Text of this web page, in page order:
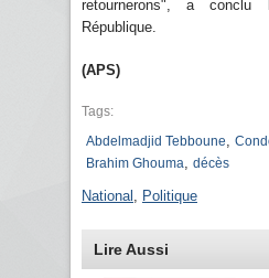
retournerons", a
République.
(APS)
Tags:
Abdelmadjid Tebboune
Brahim Ghouma décès
National Politique
Lire Aussi